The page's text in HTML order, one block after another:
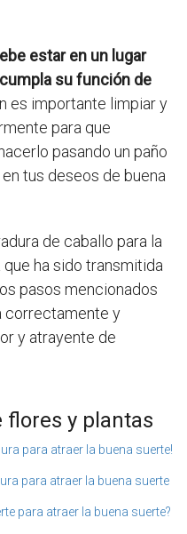
estar en un lugar
su función de
es importante limpiar y
para que
pasando un paño
tus deseos de buena
de caballo para la
ha sido transmitida
pasos mencionados
correctamente y
y atrayente de
flores y plantas
para atraer la buena suerte!
para atraer la buena suerte
para atraer la buena suerte?